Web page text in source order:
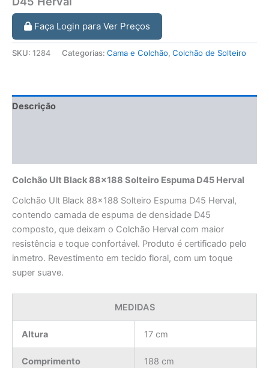
Faça Login para Ver Preços
SKU: 1284 Categorias: Cama e Colchão, Colchão de Solteiro
Descrição
Colchão Ult Black 88×188 Solteiro Espuma D45 Herval
Colchão Ult Black 88×188 Solteiro Espuma D45 Herval,
contendo camada de espuma de densidade D45
composto, que deixam o Colchão Herval com maior
resistência e toque confortável. Produto é certificado pelo
inmetro. Revestimento em tecido floral, com um toque
super suave.
MEDIDAS
Altura 17 cm
Comprimento 188 cm